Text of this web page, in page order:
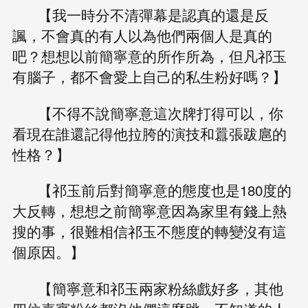
【我一時分不清彈幕是認真的還是反
諷，不會真的有人以為他們兩個人是真的
吧？想想以前簡寧意的所作所為，但凡祁玉
有腦子，都不會愛上自己的私生粉好嗎？】
【不得不說簡寧意這次牌打得可以，你
看現在誰還記得他拉胯的演技和囂張跋扈的
性格？】
【祁玉前后對簡寧意的態度也是180度的
大反轉，想想之前簡寧意因為家里有錢上熱
搜的事，很難相信祁玉不態度的轉變沒有這
個原因。】
【簡寧意和祁玉兩家粉絲戲好多，其他